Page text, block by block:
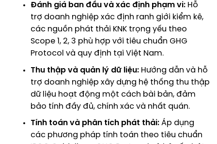
Đánh giá ban đầu và xác định phạm vi: Hỗ
trợ doanh nghiệp xác định ranh giới kiểm kê,
các nguồn phát thải KNK trọng yếu theo
Scope 1, 2, 3 phù hợp với tiêu chuẩn GHG
Protocol và quy định tại Việt Nam.
Thu thập và quản lý dữ liệu: Hướng dẫn và hỗ
trợ doanh nghiệp xây dựng hệ thống thu thập
dữ liệu hoạt động một cách bài bản, đảm
bảo tính đầy đủ, chính xác và nhất quán.
Tính toán và phân tích phát thải: Áp dụng
các phương pháp tính toán theo tiêu chuẩn